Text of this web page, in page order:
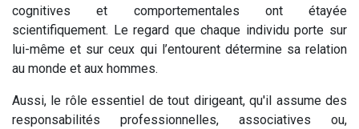
cognitives et comportementales ont étayée
scientifiquement. Le regard que chaque individu porte sur
lui-même et sur ceux qui l’entourent détermine sa relation
au monde et aux hommes.
Aussi, le rôle essentiel de tout dirigeant, qu'il assume des
responsabilités professionnelles, associatives ou,